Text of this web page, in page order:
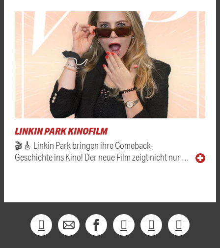
LINKIN PARK KINOFILM
🎬🎸 Linkin Park bringen ihre Comeback-
Geschichte ins Kino! Der neue Film zeigt nicht nur …